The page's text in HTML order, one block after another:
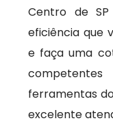
Centro de
eficiência que
e faça uma
ferramentas
excelente